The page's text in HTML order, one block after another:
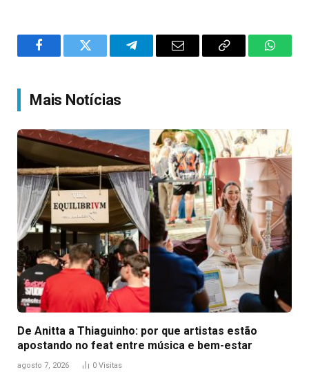
FacebookTwitter TelegramEmail
Copy
Mais Notícias
De Anitta a Thiaguinho: por que artistas estão
apostando no feat entre música e bem-estar
agosto 7, 2026 0 Visitas